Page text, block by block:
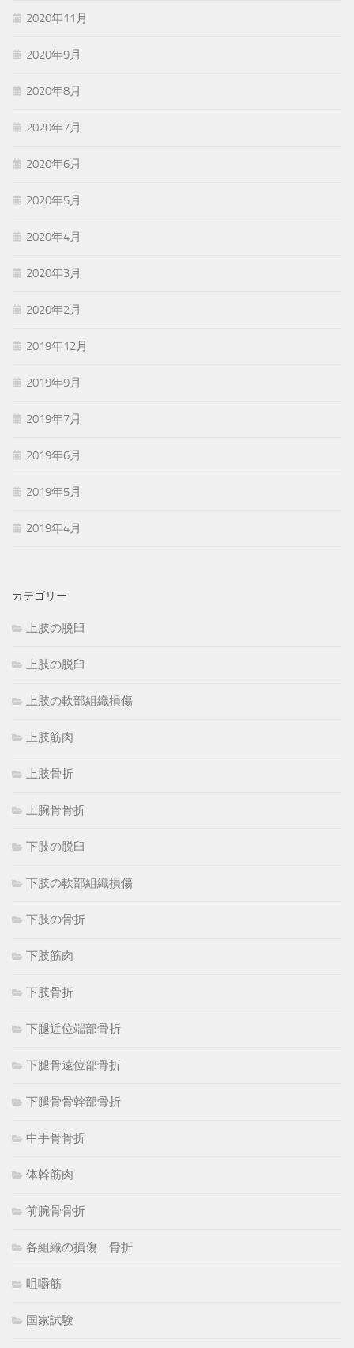
2020年11月
2020年9月
2020年8月
2020年7月
2020年6月
2020年5月
2020年4月
2020年3月
2020年2月
2019年12月
2019年9月
2019年7月
2019年6月
2019年5月
2019年4月
カテゴリー
上肢の脱臼
上肢の脱臼
上肢の軟部組織損傷
上肢筋肉
上肢骨折
上腕骨骨折
下肢の脱臼
下肢の軟部組織損傷
下肢の骨折
下肢筋肉
下肢骨折
下腿近位端部骨折
下腿骨遠位部骨折
下腿骨骨幹部骨折
中手骨骨折
体幹筋肉
前腕骨骨折
各組織の損傷 骨折
咀嚼筋
国家試験